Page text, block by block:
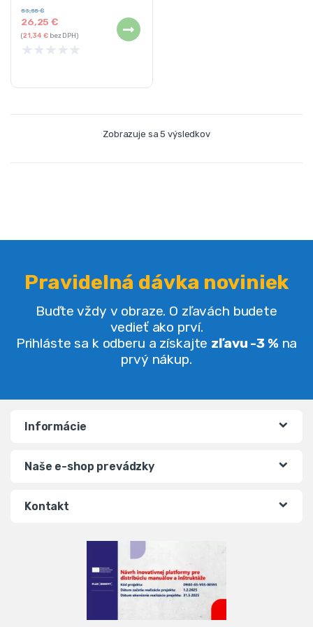
26,25€
53,55€
(21,34€bez DPH)
★ ★ ★ ★ ★
Zobrazuje sa 5 výsledkov
Pravidelná dávka noviniek
Buďte vždy v obraze. O zľavách budete
vedieť ako prví.
Prihláste sa k odberu a získajte zľavu -3 % na
prvý nákup.
Informácie
Naše e-shop prevádzky
Kontakt